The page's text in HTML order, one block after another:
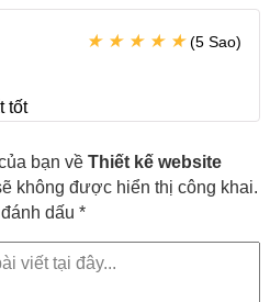
★ ★ ★ ★ ★(5 Sao)
tốt
bạn về Thiết kế website
không được hiển thị công khai.
dấu *